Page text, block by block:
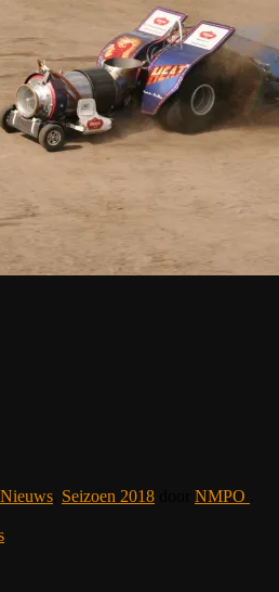
Nieuws Seizoen 2018 NMPO